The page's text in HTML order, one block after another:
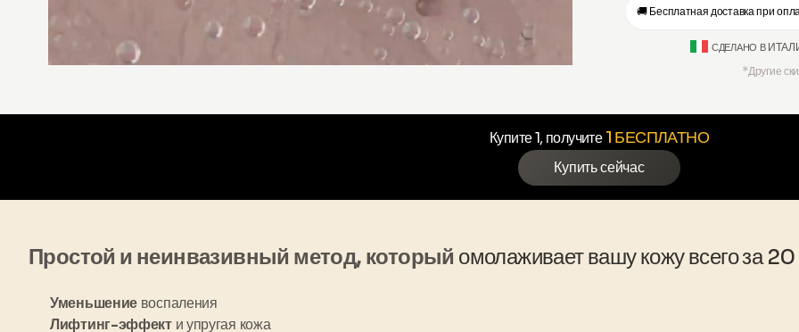
🚚 Бесплатная доставка при
СДЕЛАНО В
*Другие
Купите 1, получите1 БЕСПЛАТНО
Купить сейчас
Простой и неинвазивный метод, который омолаживает вашу кожу всего за
Уменьшение воспаления
Лифтинг-эффекти упругая кожа